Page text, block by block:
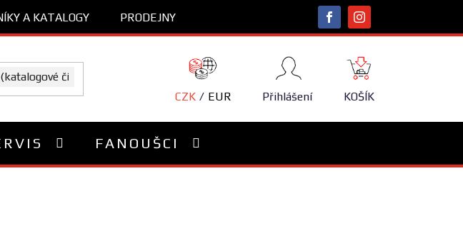
A KATALOGY PRODEJNY
CZK EUR Přihlášení
NÁKUPNÍ
KOŠÍK
KOŠÍK
FANOUŠCI